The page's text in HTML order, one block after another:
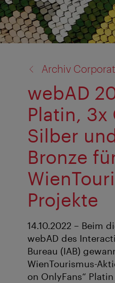
Archiv
webAD
Platin, 3x
Silber
Bronze
Projekte
14.10.2022 – Beim
webAD des
Bureau (IAB)
WienTourismus-
on OnlyFans“